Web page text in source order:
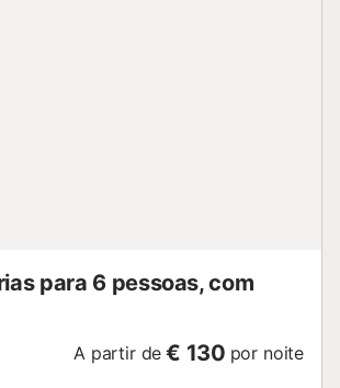
para 6 pessoas, com
A partir de € 130 por noite